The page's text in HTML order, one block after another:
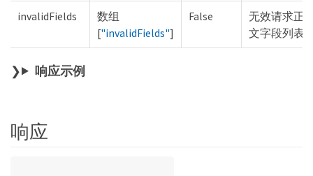
invalidFields
数组
["invalidFields"]
False
无效请求正
文字段列表
响应示例
响应